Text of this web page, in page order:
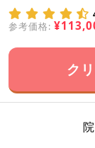
参考価格:
ク